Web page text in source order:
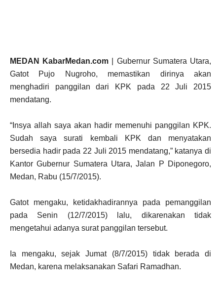
MEDAN KabarMedan.com | Gubernur Sumatera Utara,
Gatot Pujo Nugroho, memastikan dirinya akan
menghadiri panggilan dari KPK pada 22 Juli 2015
mendatang.
“Insya allah saya akan hadir memenuhi panggilan KPK.
Sudah saya surati kembali KPK dan menyatakan
bersedia hadir pada 22 Juli 2015 mendatang,” katanya di
Kantor Gubernur Sumatera Utara, Jalan P Diponegoro,
Medan, Rabu (15/7/2015).
Gatot mengaku, ketidakhadirannya pada pemanggilan
pada Senin (12/7/2015) lalu, dikarenakan tidak
mengetahui adanya surat panggilan tersebut.
Ia mengaku, sejak Jumat (8/7/2015) tidak berada di
Medan, karena melaksanakan Safari Ramadhan.